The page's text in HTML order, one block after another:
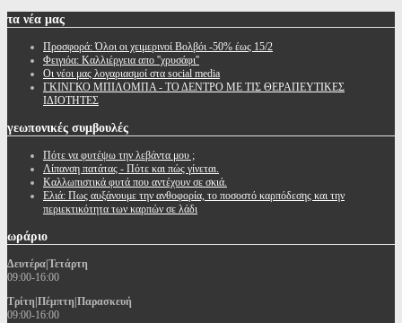
τα νέα μας
Προσφορά: Όλοι οι χειμερινοί Βολβόι -50% έως 15/2
Φειγιόα: Καλλιέργεια απο ''χρυσάφι''
Oι νέοι μας λογαριασμοί στα social media
ΓΚΙΝΓΚΟ ΜΠΙΛΟΜΠΑ - ΤΟ ΔΕΝΤΡΟ ΜΕ ΤΙΣ ΘΕΡΑΠΕΥΤΙΚΕΣ
ΙΔΙΟΤΗΤΕΣ
γεωπονικές συμβουλές
Πότε να φυτέψω την λεβάντα μου ;
Λίπανση πατάτας - Πότε και πώς γίνεται.
Καλλωπιστικά φυτά που αντέχουν σε σκιά.
Ελιά: Πως αυξάνουμε την ανθοφορία, το ποσοστό καρπόδεσης και την
περιεκτικότητα των καρπών σε λάδι
ωράριο
Δευτέρα|Τετάρτη
09:00-16:00
Τρίτη|Πέμπτη|Παρασκευή
09:00-16:00